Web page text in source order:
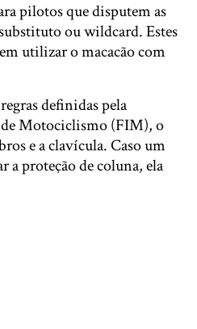
pilotos que disputem as
ou wildcard. Estes
utilizar o macacão com
definidas pela
Motociclismo (FIM), o
e a clavícula. Caso um
a proteção de coluna, ela